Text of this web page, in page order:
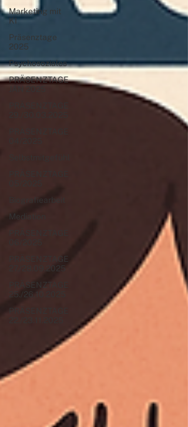
Marketing mit
KI
Präsenztage
2025
Psychosoziales
PRÄSENZTAGE
Biografiearbeit
Mediation
PRÄSENZTAGE
27./28.09.2025
PRÄSENZTAGE
25./26.10.2025